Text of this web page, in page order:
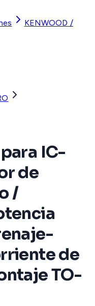
KENWOOD /
IC-
de
/
de
TO-